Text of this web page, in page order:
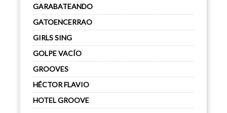
GARABATEANDO
GATOENCERRAO
GIRLS SING
GOLPE VACÍO
GROOVES
HÉCTOR FLAVIO
HOTEL GROOVE